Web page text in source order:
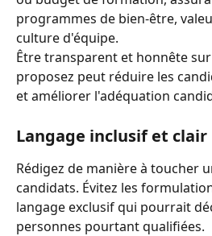
programmes de bien-être,
culture d'équipe.
Être transparent et honnête
proposez peut réduire les
et améliorer l'adéquation
Langage inclusif et clair
Rédigez de manière à toucher
candidats. Évitez les
langage exclusif qui pourrait
personnes pourtant qualifiées.